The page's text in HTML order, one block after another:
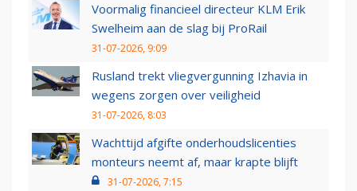
Voormalig financieel directeur KLM Erik
Swelheim aan de slag bij ProRail
31-07-2026, 9:09
Rusland trekt vliegvergunning Izhavia in
wegens zorgen over veiligheid
31-07-2026, 8:03
Wachttijd afgifte onderhoudslicenties
monteurs neemt af, maar krapte blijft
31-07-2026, 7:15